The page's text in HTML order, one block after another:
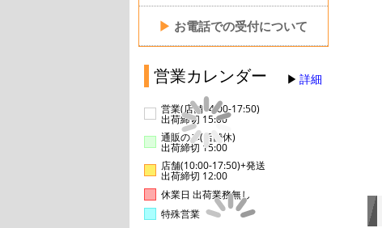
▶ お電話での受付について
営業カレンダー 詳細
営業(店舗14:00-17:50)
出荷締切 15:00
通販のみ(店舗休)
出荷締切 15:00
店舗(10:00-17:50)+発送
出荷締切 12:00
休業日 出荷業務無し
特殊営業